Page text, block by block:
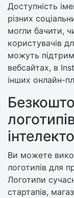
Доступність
різних
могли бачити,
користувачів
можуть
вебсайтах, в
інших онлайн-
Ви можете
логотипів для
Логотипи
стартапів,